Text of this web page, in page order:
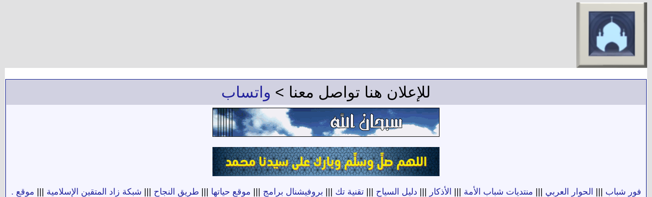
للإعلان هنا تواصل معنا > واتساب
فور شباب الحوار العربي منتديات شباب الأمة الأذكار دليل السياح |||تقنية تك بروفيشنال برامج موقع حياتها طريق النجاح شبكة زاد المتقين الإسلامية
موقع .